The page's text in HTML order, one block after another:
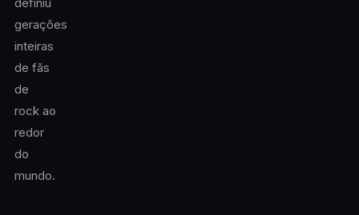
definiu
gerações
inteiras
de fãs
de
rock ao
redor
do
mundo.